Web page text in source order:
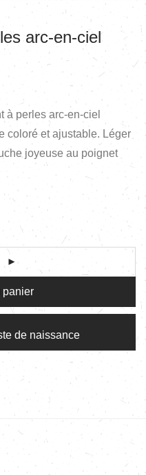
arc-en-ciel
à perles arc-en-ciel
coloré et ajustable. Léger
joyeuse au poignet
panier
de naissance